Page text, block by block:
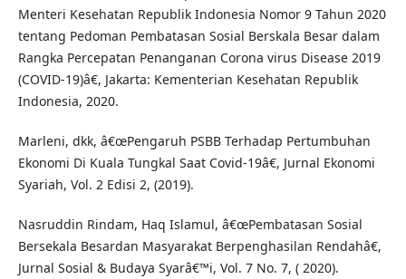
Menteri Kesehatan Republik Indonesia Nomor 9 Tahun 2020
tentang Pedoman Pembatasan Sosial Berskala Besar dalam
Rangka Percepatan Penanganan Corona virus Disease 2019
(COVID-19)â€, Jakarta: Kementerian Kesehatan Republik
Indonesia, 2020.
Marleni, dkk, â€œPengaruh PSBB Terhadap Pertumbuhan
Ekonomi Di Kuala Tungkal Saat Covid-19â€, Jurnal Ekonomi
Syariah, Vol. 2 Edisi 2, (2019).
Nasruddin Rindam, Haq Islamul, â€œPembatasan Sosial
Bersekala Besardan Masyarakat Berpenghasilan Rendahâ€,
Jurnal Sosial & Budaya Syarâ€™i, Vol. 7 No. 7, ( 2020).